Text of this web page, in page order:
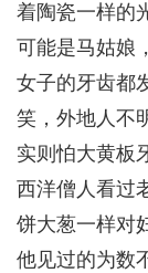
着陶瓷一样的
可能是马姑娘
女子的牙齿都
笑，外地人不
实则怕大黄板
西洋僧人看过
饼大葱一样对
他见过的为数